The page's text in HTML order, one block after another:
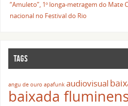
“Amuleto”, 1º longa-metragem do Mate
nacional no Festival do Rio
TAGS
angu de ouro apafunk audiovisual
baixada